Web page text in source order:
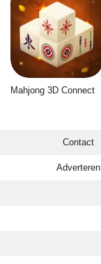
Mahjong 3D Connect
Contact
Adverteren